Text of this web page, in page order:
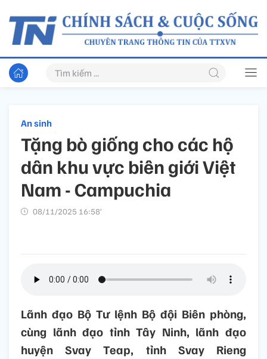
An sinh
Tặng bò giống cho các hộ
dân khu vực biên giới Việt
Nam - Campuchia
08/11/2025 16:58’
Lãnh đạo Bộ Tư lệnh Bộ đội Biên phòng,
cùng lãnh đạo tỉnh Tây Ninh, lãnh đạo
huyện Svay Teap, tỉnh Svay Rieng